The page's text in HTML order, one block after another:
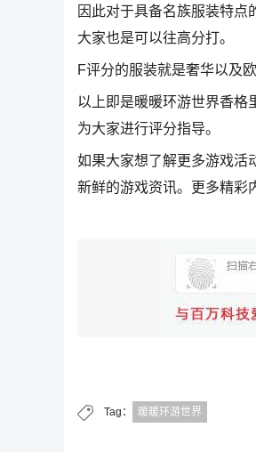
因此对于具备名族服装特
大家也是可以往高分打。
F评分的服装就是奢华以及
以上即是暖暖环游世界香格
为大家进行评分指导。
如果大家想了解更多游戏活
新鲜的游戏资讯。更多精彩
Tag： 暖暖环游世界